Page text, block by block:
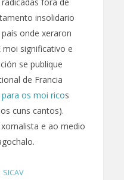
insolidario
onde xeraron
moi significativo e
se publique
de Francia
os moi ricos
cuns cantos).
e ao medio
SICAV